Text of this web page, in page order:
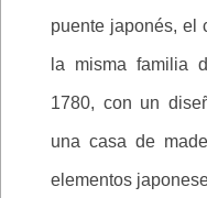
puente japonés, el
la misma familia
1780, con un
una casa de
elementos